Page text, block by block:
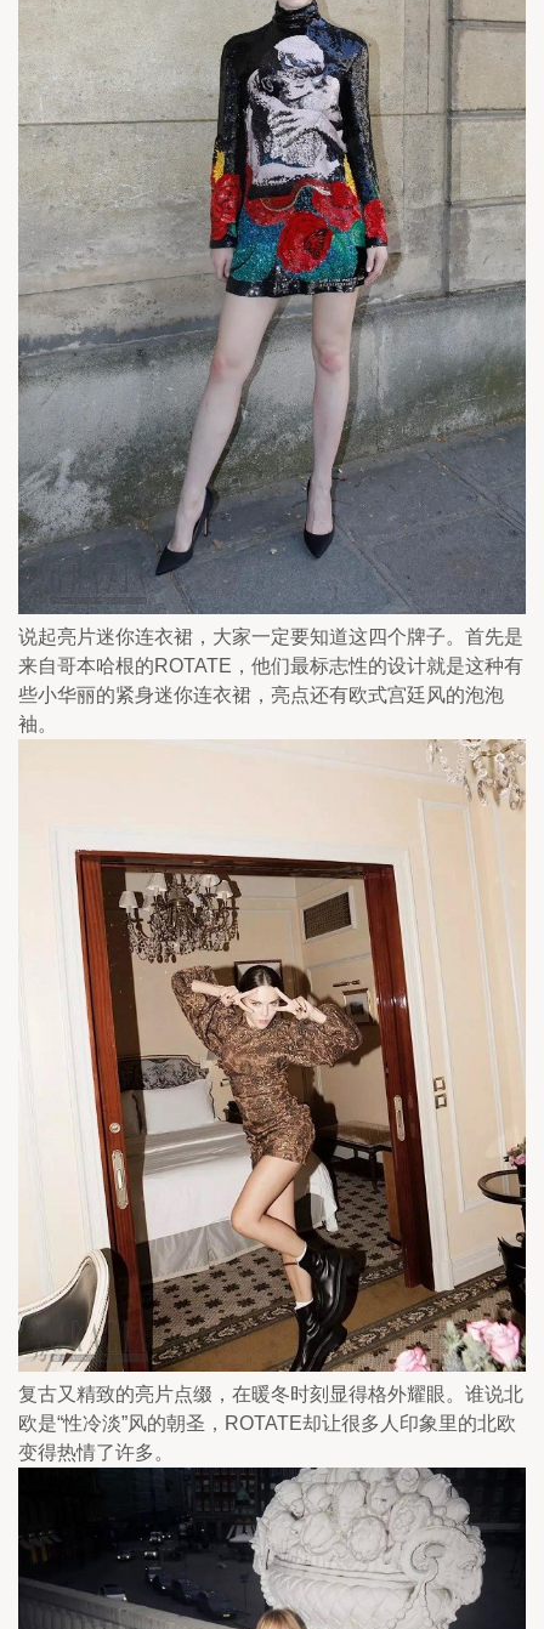
说起亮片迷你连衣裙，大家一定要知道这四个牌子。首先是
来自哥本哈根的ROTATE，他们最标志性的设计就是这种有
些小华丽的紧身迷你连衣裙，亮点还有欧式宫廷风的泡泡
袖。
复古又精致的亮片点缀，在暖冬时刻显得格外耀眼。谁说北
欧是“性冷淡”风的朝圣，ROTATE却让很多人印象里的北欧
变得热情了许多。